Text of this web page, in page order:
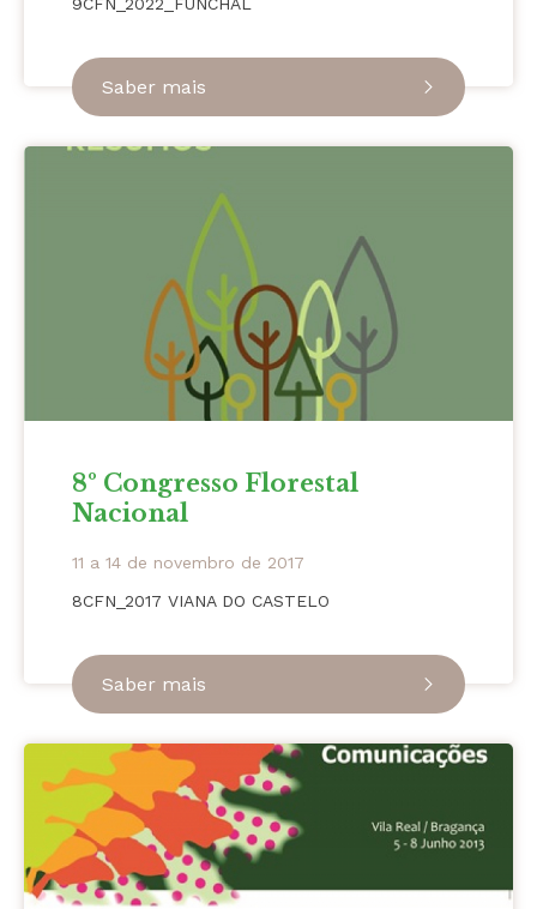
Saber mais
8º Congresso Florestal
Nacional
11 a 14 de novembro de 2017
8CFN_2017 VIANA DO CASTELO
Saber mais